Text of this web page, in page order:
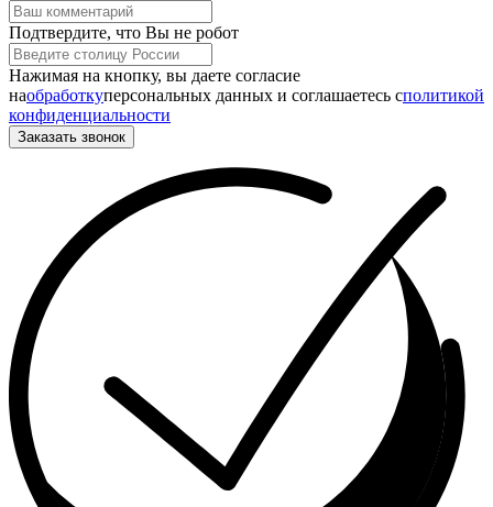
Подтвердите, что Вы не робот
Нажимая на кнопку, вы даете согласие
наобработкуперсональных данных и соглашаетесь cполитикой
конфиденциальности
Заказать звонок